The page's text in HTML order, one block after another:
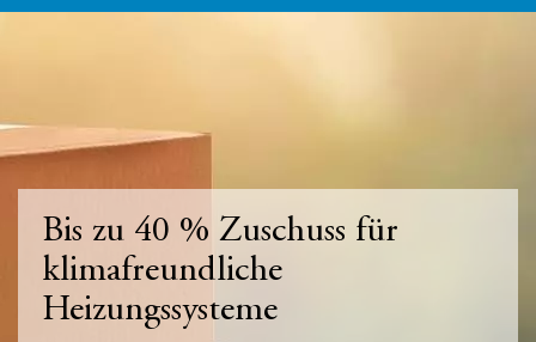
Bis zu 40 % Zuschuss für
klimafreundliche
Heizungssysteme